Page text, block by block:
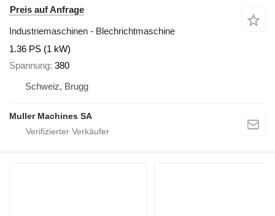
Preis auf Anfrage
Industriemaschinen - Blechrichtmaschine
1.36 PS (1 kW)
Spannung 380
Schweiz, Brugg
Muller Machines SA